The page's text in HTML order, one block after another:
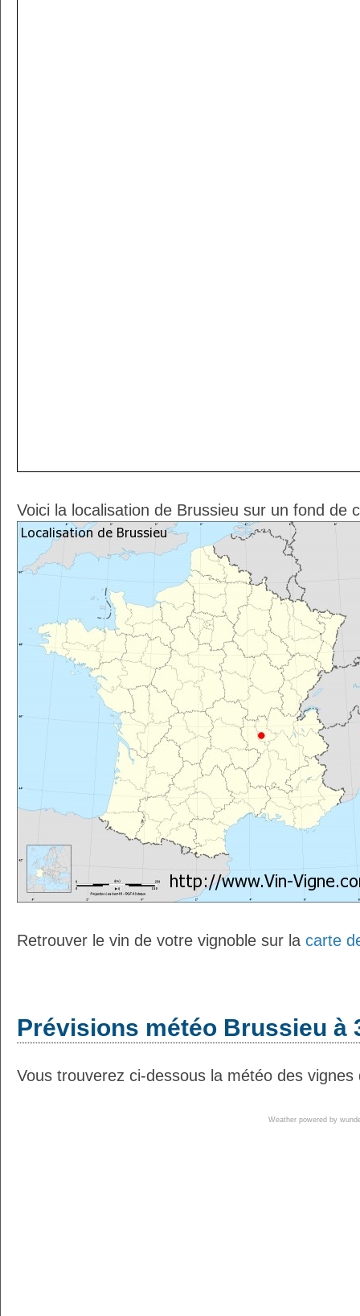
Voici la localisation de Brussieu sur un fond de
Retrouver le vin de votre vignoble sur la carte
Prévisions météo Brussieu à
Vous trouverez ci-dessous la météo des
Weather powered by